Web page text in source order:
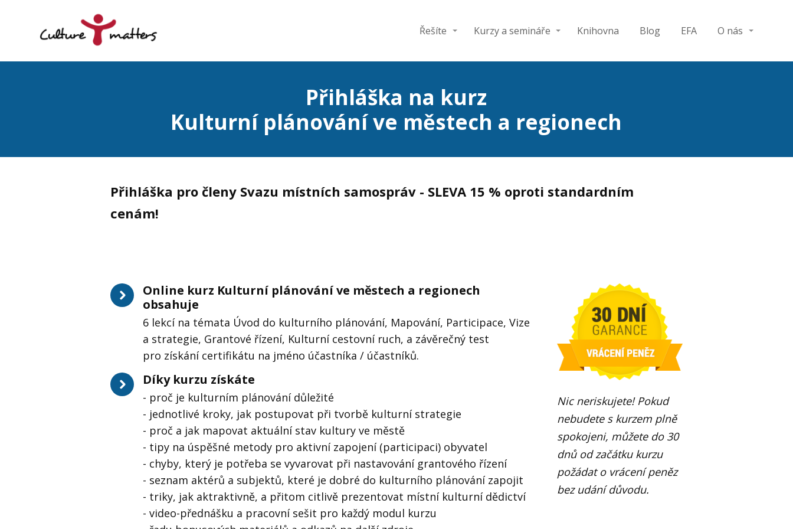
Řešíte Kurzy a semináře Knihovna Blog EFA O nás
Přihláška na kurz
Kulturní plánování ve městech a regionech
Přihláška pro členy Svazu místních samospráv - SLEVA 15 % oproti standardním
cenám!
Online kurz Kulturní plánování ve městech a regionech
obsahuje
6 lekcí na témata Úvod do kulturního plánování, Mapování, Participace, Vize
a strategie, Grantové řízení, Kulturní cestovní ruch, a závěrečný test
pro získání certifikátu na jméno účastníka / účastníků.
Díky kurzu získáte
- proč je kulturním plánování důležité
- jednotlivé kroky, jak postupovat při tvorbě kulturní strategie
- proč a jak mapovat aktuální stav kultury ve městě
- tipy na úspěšné metody pro aktivní zapojení (participaci) obyvatel
- chyby, který je potřeba se vyvarovat při nastavování grantového řízení
- seznam aktérů a subjektů, které je dobré do kulturního plánování zapojit
- triky, jak aktraktivně, a přitom citlivě prezentovat místní kulturní dědictví
- video-přednášku a pracovní sešit pro každý modul kurzu
Nic neriskujete! Pokud
nebudete s kurzem plně
spokojeni, můžete do 30
dnů od začátku kurzu
požádat o vrácení peněz
bez udání důvodu.